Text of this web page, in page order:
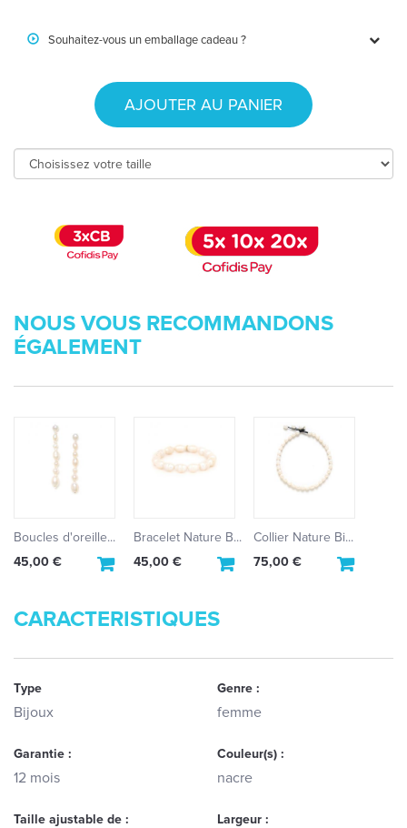
Souhaitez-vous un emballage cadeau ?
AJOUTER AU PANIER
NOUS VOUS RECOMMANDONS
ÉGALEMENT
Boucles d'oreille...
45,00 €
Bracelet Nature B...
45,00 €
Collier Nature Bi...
75,00 €
CARACTERISTIQUES
Type
Bijoux
Genre :
femme
Garantie :
12 mois
Couleur(s) :
nacre
Taille ajustable de : Largeur :